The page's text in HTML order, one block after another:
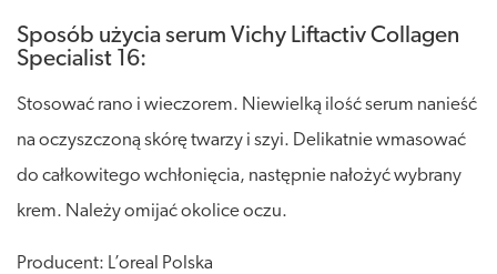
Sposób użycia serum Vichy Liftactiv Collagen
Specialist 16:
Stosować rano i wieczorem. Niewielką ilość serum nanieść
na oczyszczoną skórę twarzy i szyi. Delikatnie wmasować
do całkowitego wchłonięcia, następnie nałożyć wybrany
krem. Należy omijać okolice oczu.
Producent: L’oreal Polska